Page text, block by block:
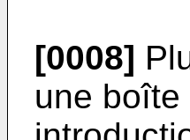
[0008]
une